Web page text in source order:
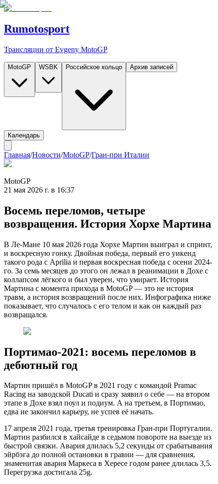
Rumotosport
Трансляции от Evgeny MotoGP
MotoGP WSBK Российское кольцо Архив записей
Календарь
Главная/Новости/MotoGP/Гран-при Италии
MotoGP
21 мая 2026 г. в 16:37
Восемь переломов, четыре
возвращения. История Хорхе Мартина
В Ле-Мане 10 мая 2026 года Хорхе Мартин выиграл и спринт,
и воскресную гонку. Двойная победа, первый его уикенд
такого рода с Aprilia и первая воскресная победа с осени 2024-
го. За семь месяцев до этого он лежал в реанимации в Дохе с
коллапсом лёгкого и был уверен, что умирает. История
Мартина с момента прихода в MotoGP — это не история
травм, а история возвращений после них. Инфографика ниже
показывает, что случалось с его телом и как он каждый раз
возвращался.
Портимао-2021: восемь переломов в
дебютный год
Мартин пришёл в MotoGP в 2021 году с командой Pramac
Racing на заводской Ducati и сразу заявил о себе — на втором
этапе в Дохе взял поул и подиум. А на третьем, в Портимао,
едва не закончил карьеру, не успев её начать.
17 апреля 2021 года, третья тренировка Гран-при Португалии.
Мартин разбился в хайсайде в седьмом повороте на выезде из
быстрой связки. Авария длилась 5,2 секунды от срабатывания
эйрбэга до полной остановки в гравии — для сравнения,
знаменитая авария Маркеса в Хересе годом ранее длилась 3,5.
Перегрузка достигала 25g.